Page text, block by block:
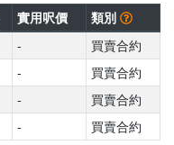
實用呎價
類別
-
買賣合約
-
買賣合約
-
買賣合約
- 買賣合約